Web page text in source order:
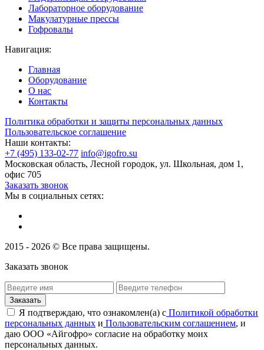
Лабораторное оборудование
Макулатурные прессы
Гофровалы
Навигация:
Главная
Оборудование
О нас
Контакты
Политика обработки и защиты персональных данных
Пользовательское соглашение
Наши контакты:
+7 (495) 133-02-77 info@igofro.su
Московская область, Лесной городок, ул. Школьная, дом 1,
офис 705
Заказать звонок
Мы в социальных сетях:
2015 - 2026 © Все права защищены.
Заказать звонок
Я подтверждаю, что ознакомлен(а) с Политикой обработки
персональных данных и Пользовательским соглашением, и
даю ООО «Айгофро» согласие на обработку моих
персональных данных.